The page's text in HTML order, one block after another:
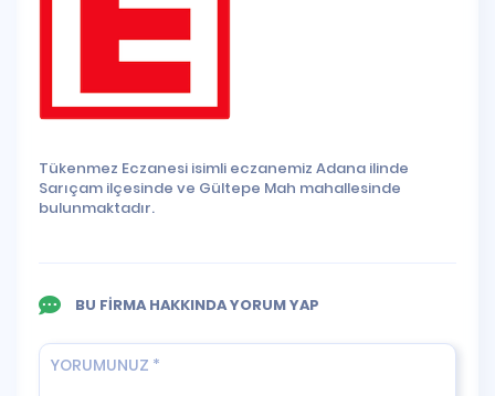
Tükenmez Eczanesi isimli eczanemiz Adana ilinde
Sarıçam ilçesinde ve Gültepe Mah mahallesinde
bulunmaktadır.
BU FİRMA HAKKINDA YORUM YAP